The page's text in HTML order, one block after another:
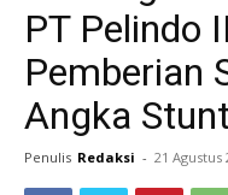
PT Pelindo
Pemberian
Angka
Penulis Redaksi - 21 Agustus